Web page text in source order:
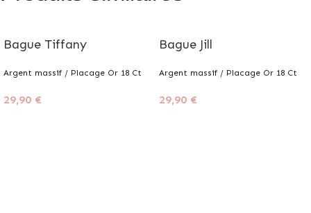
Bague Tiffany
Argent massif / Placage Or 18 Ct
29,90 €
Bague Jill
Argent massif / Placage Or 18 Ct
29,90 €